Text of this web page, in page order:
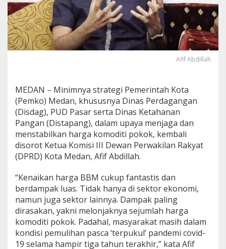
A
f
i
f
A
l
a
h
M
i
n
t
a
i
n
s
P
e
d
a
Afif Abdillah
MEDAN – Minimnya strategi Pemerintah Kota
(Pemko) Medan, khususnya Dinas Perdagangan
(Disdag), PUD Pasar serta Dinas Ketahanan
Pangan (Distapang), dalam upaya menjaga dan
menstabilkan harga komoditi pokok, kembali
disorot Ketua Komisi III Dewan Perwakilan Rakyat
(DPRD) Kota Medan, Afif Abdillah.
“Kenaikan harga BBM cukup fantastis dan
berdampak luas. Tidak hanya di sektor ekonomi,
namun juga sektor lainnya. Dampak paling
dirasakan, yakni melonjaknya sejumlah harga
komoditi pokok. Padahal, masyarakat masih dalam
kondisi pemulihan pasca ‘terpukul’ pandemi covid-
19 selama hampir tiga tahun terakhir,” kata Afif